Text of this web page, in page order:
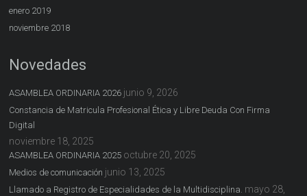
enero 2019
noviembre 2018
Novedades
ASAMBLEA ORDINARIA 2026 junio 9, 2026
Constancia de Matricula Profesional Ética y Libre Deuda Con Firma
Digital
noviembre 18, 2025
ASAMBLEA ORDINARIA 2025 octubre 20, 2025
Medios de comunicación junio 13, 2025
Llamado a Registro de Especialidades de la Multidisciplina. mayo 28,